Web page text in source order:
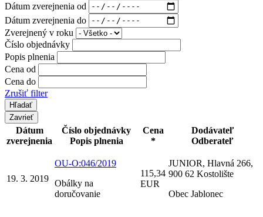
Dátum zverejnenia od
Dátum zverejnenia do
Zverejnený v roku
Číslo objednávky
Popis plnenia
Cena od
Cena do
Zrušiť filter
Zavrieť
Dátum
zverejnenia
Číslo objednávky
Popis plnenia
Cena
*
Dodávateľ
Odberateľ
19. 3. 2019
OU-O:046/2019
Obálky na
doručovanie
115,34
EUR
JUNIOR, Hlavná 266,
900 62 Kostolište
Obec Jablonec